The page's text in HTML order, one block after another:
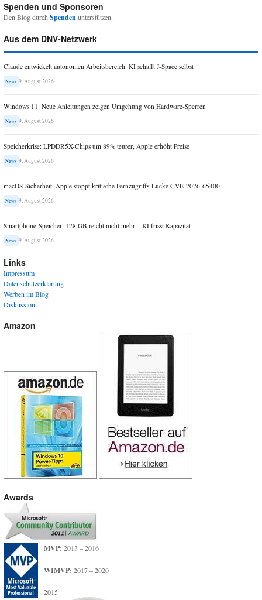
Spenden und Sponsoren
Den Blog durchSpendenunterstützen.
Aus dem DNV-Netzwerk
Claude entwickelt autonomen Arbeitsbereich: KI schafft J-Space selbst
News 9. August 2026
Windows 11: Neue Anleitungen zeigen Umgehung von Hardware-Sperren
News 9. August 2026
Speicherkrise: LPDDR5X-Chips um 89% teurer, Apple erhöht Preise
News 9. August 2026
macOS-Sicherheit: Apple stoppt kritische Fernzugriffs-Lücke CVE-2026-65400
News 9. August 2026
Smartphone-Speicher: 128 GB reicht nicht mehr – KI frisst Kapazität
News 9. August 2026
Links
Impressum
Datenschutzerklärung
Werben im Blog
Diskussion
Amazon
Awards
MVP: 2013 – 2016
WIMVP: 2017 – 2020
2015